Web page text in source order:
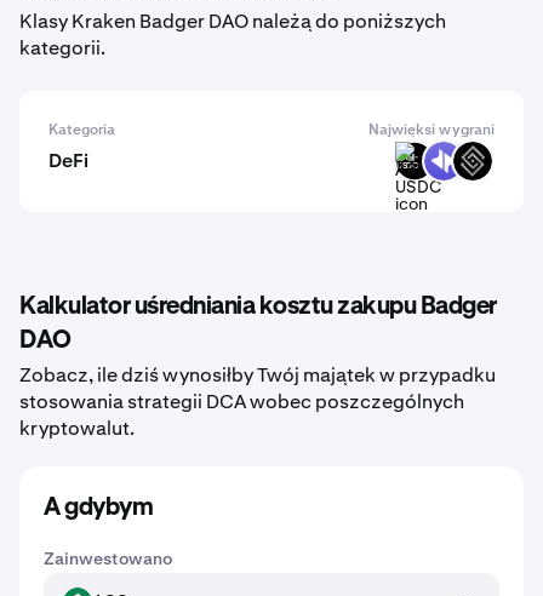
Klasy Kraken Badger DAO należą do poniższych
kategorii.
Kategoria Najwięksi wygrani
DeFi ARM-
USDC DYP DECT
Kalkulator uśredniania kosztu zakupu Badger
DAO
Zobacz, ile dziś wynosiłby Twój majątek w przypadku
stosowania strategii DCA wobec poszczególnych
kryptowalut.
A gdybym
Zainwestowano